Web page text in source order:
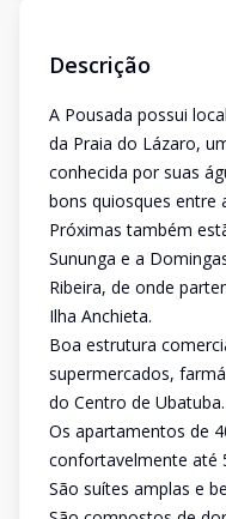
Descrição
A Pousada possui
da Praia do Lázaro,
conhecida por suas
bons quiosques entre
Próximas também
Sununga e a
Ribeira, de onde
Ilha Anchieta.
Boa estrutura
supermercados,
do Centro de Ubatuba.
Os apartamentos de
confortavelmente até
São suítes amplas e